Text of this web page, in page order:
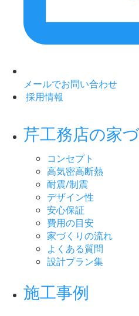
メールでお問い合わせ
採用情報
芹工務店の家
コンセプト
高気密高断熱
耐震/制震
デザイン性
安心保証
費用の目安
家づくりの流れ
よくある質問
設計プラン集
施工事例